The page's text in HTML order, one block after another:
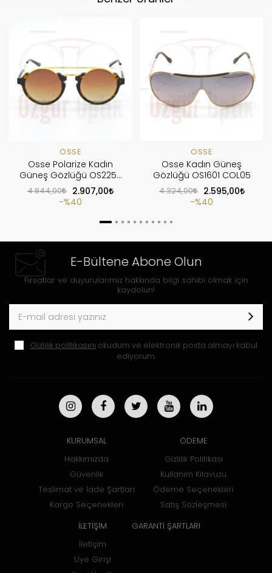
OSSE
Osse Polarize Kadın
Güneş Gözlüğü OS2258
COL01
4.844,00
2.907,00
%40
OSSE
Osse Kadın Güneş
Gözlüğü OS1601 COL05
4.324,00
2.595,00
%40
E-Bültene Abone Olun
Fırsatlar ve duyurularımız hakkında bilgi sahibi olmak için
kaydolun!
Gizlilik politikasını okudum ve elektronik posta almayı kabul
ediyorum.
KURUMSAL
Hakkımızda
Güvenlik
Teslimat ve İade Şartları
Kargo Seçenekleri
ÖDEME
Gizlilik Politikası
Kullanım Kılavuzu
Ödeme Seçenekleri
Satış Sözleşmesi
İLETİŞİM
İletişim
Üye Girişi
GARANTİ ŞARTLARI